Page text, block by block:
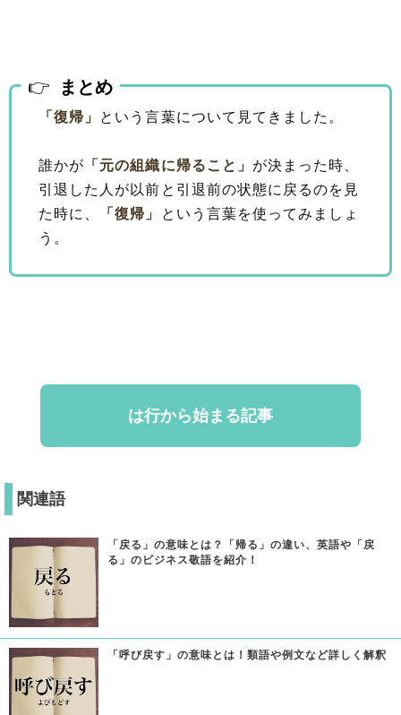
まとめ
「復帰」 という言葉について見てきました。
誰かが 「元の組織に帰ること」 が決まった時、
引退した人が以前と引退前の状態に戻るのを見
た時に、
「復帰」
という言葉を使ってみましょ
う。
は行から始まる記事
関連語
「戻る」の意味とは？「帰る」の違い、英語や「戻
る」のビジネス敬語を紹介！
「呼び戻す」の意味とは！類語や例文など詳しく解釈